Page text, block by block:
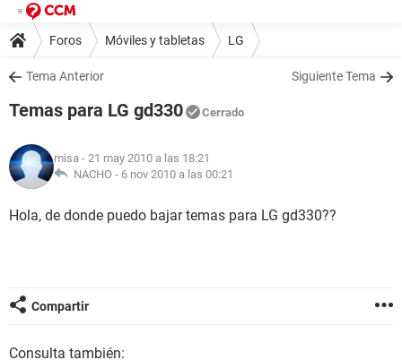
Foros Móviles y tabletas LG
Tema Anterior Siguiente Tema
Temas para LG gd330 Cerrado
misa - 21 may 2010 a las 18:21
NACHO - 6 nov 2010 a las 00:21
Hola, de donde puedo bajar temas para LG gd330??
Compartir
Consulta también: